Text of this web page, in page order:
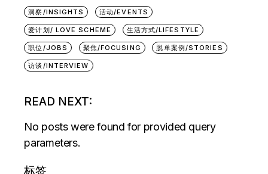
洞察/INSIGHTS 活动/EVENTS
爱计划/ LOVE SCHEME 生活方式/LIFESTYLE
职位/JOBS 聚焦/FOCUSING 脱单案例/STORIES
访谈/INTERVIEW
READ NEXT:
No posts were found for provided query
parameters.
标签